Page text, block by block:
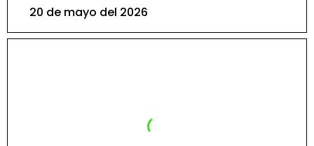
20 de mayo del 2026